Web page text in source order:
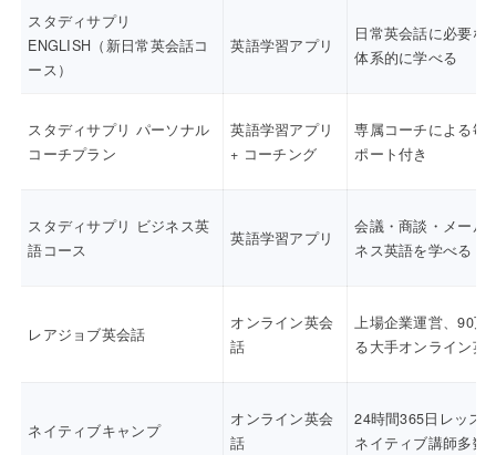
スタディサプリ
ENGLISH（新日常英会話コ
ース）
英語学習アプリ
日常英会話に必要な
体系的に学べる
スタディサプリ パーソナル
コーチプラン
英語学習アプリ
+ コーチング
専属コーチによる毎
ポート付き
スタディサプリ ビジネス英
語コース
英語学習アプリ
会議・商談・メール
ネス英語を学べる
レアジョブ英会話
オンライン英会
話
上場企業運営、90万
る大手オンライン英
ネイティブキャンプ
オンライン英会
話
24時間365日レッス
ネイティブ講師多数